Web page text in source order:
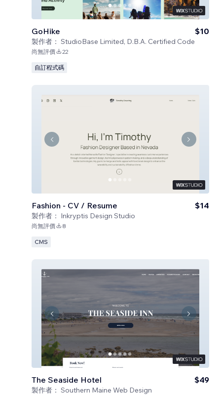
GoHike
製作者： StudioBase Limited, D.B.A. Certified Code
$10
尚無評價 22
自訂程式碼
Fashion - CV / Resume
製作者： Inkryptis Design Studio
$14
尚無評價 8
CMS
The Seaside Hotel
製作者： Southern Maine Web Design
$49